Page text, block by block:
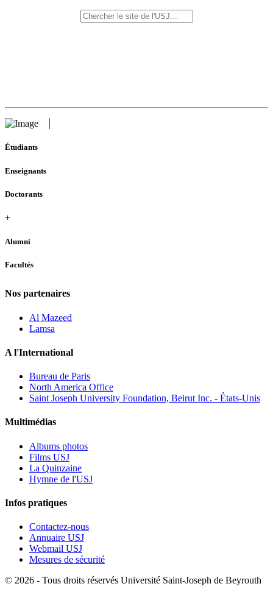
Étudiants
Enseignants
Doctorants
+
Alumni
Facultés
Nos partenaires
Al Mazeed
Lamsa
A l'International
Bureau de Paris
North America Office
Saint Joseph University Foundation, Beirut Inc. - États-Unis
Multimédias
Albums photos
Films USJ
La Quinzaine
Hymne de l'USJ
Infos pratiques
Contactez-nous
Annuaire USJ
Webmail USJ
Mesures de sécurité
© 2026 - Tous droits réservés Université Saint-Joseph de Beyrouth